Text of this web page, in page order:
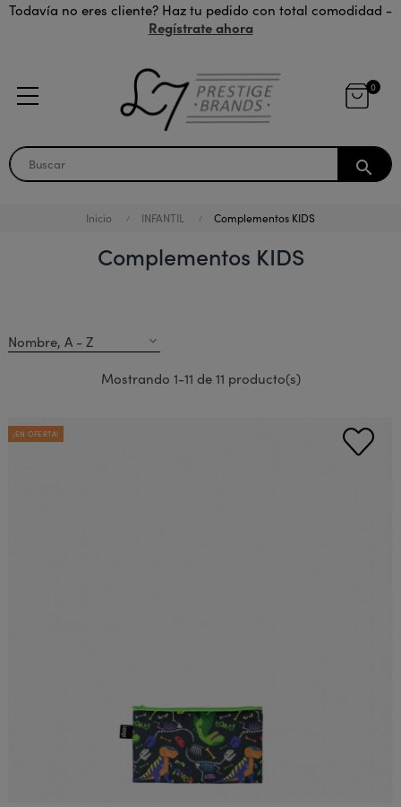
Todavía no eres cliente? Haz tu pedido con total comodidad -
Regístrate ahora
0
search
Inicio INFANTIL Complementos KIDS
Complementos KIDS
Nombre, A - Z expand_more
Mostrando 1-11 de 11 producto(s)
¡EN OFERTA!